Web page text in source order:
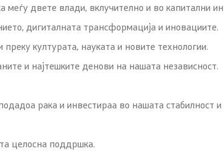
меѓу двете влади, вклучително и во капитални
дигиталната трансформација и иновациите.
културата, науката и новите технологии.
и најтешките денови на нашата независност.
рака и инвестираа во нашата стабилност и
целосна поддршка.